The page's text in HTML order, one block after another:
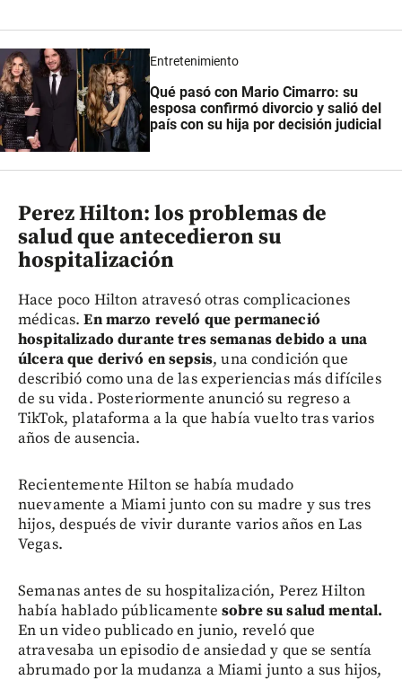
Entretenimiento
Qué pasó con Mario Cimarro: su
esposa confirmó divorcio y salió del
país con su hija por decisión judicial
Perez Hilton: los problemas de
salud que antecedieron su
hospitalización
Hace poco Hilton atravesó otras complicaciones
médicas.En marzo reveló que permaneció
hospitalizado durante tres semanas debido a una
úlcera que derivó en sepsis, una condición que
describió como una de las experiencias más difíciles
de su vida. Posteriormente anunció su regreso a
TikTok, plataforma a la que había vuelto tras varios
años de ausencia.
Recientemente Hilton se había mudado
nuevamente a Miami junto con su madre y sus tres
hijos, después de vivir durante varios años en Las
Vegas.
Semanas antes de su hospitalización, Perez Hilton
había hablado públicamentesobre su salud mental.
En un video publicado en junio, reveló que
atravesaba un episodio de ansiedad y que se sentía
abrumado por la mudanza a Miami junto a sus hijos,